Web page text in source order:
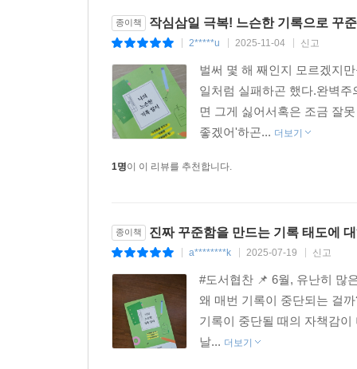
종이책 작심삼일 극복! 느슨한 기록으로 꾸
2*****u 2025-11-04 신고
벌써 몇 해 째인지 모르겠지
일처럼 실패하곤 했다.완벽
면 그게 싫어서혹은 조금 잘
좋겠어'하곤... 더보기
1명이 이 리뷰를 추천합니다.
종이책 진짜 꾸준함을 만드는 기록 태도에
a********k 2025-07-19 신고
#도서협찬 📌 6월, 유난히 많
왜 매번 기록이 중단되는 걸
기록이 중단될 때의 자책감
날... 더보기